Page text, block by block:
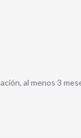
al menos 3